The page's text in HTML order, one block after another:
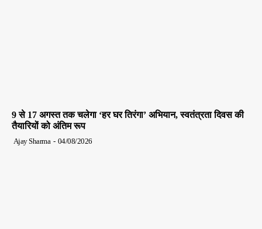
9 से 17 अगस्त तक चलेगा ‘हर घर तिरंगा’ अभियान, स्वतंत्रता दिवस की
तैयारियों को अंतिम रूप
Ajay Sharma - 04/08/2026